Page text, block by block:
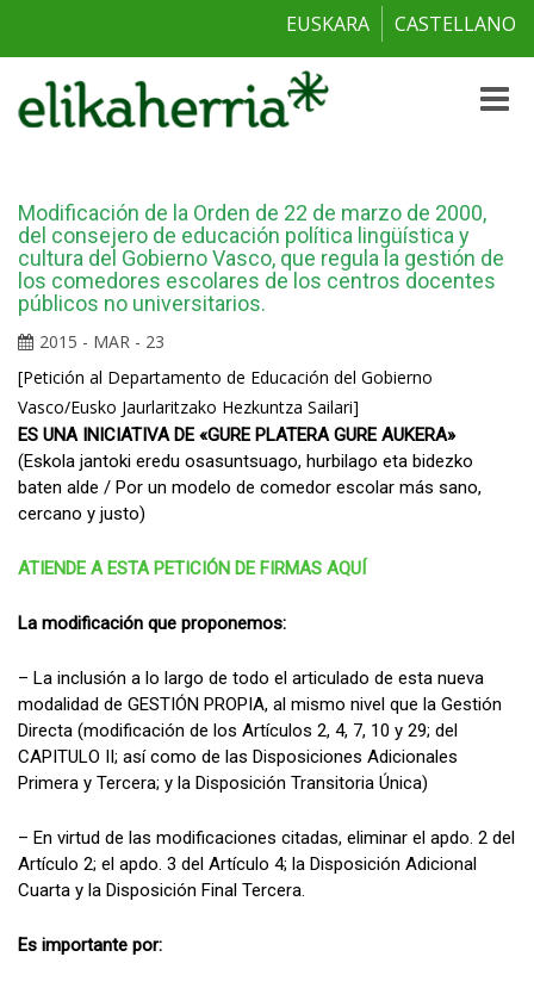
EUSKARA CASTELLANO
Toggle
Modificación de la Orden de 22 de marzo de 2000,
del consejero de educación política lingüística y
cultura del Gobierno Vasco, que regula la gestión de
los comedores escolares de los centros docentes
públicos no universitarios.
2015 - MAR - 23
[Petición al Departamento de Educación del Gobierno
Vasco/Eusko Jaurlaritzako Hezkuntza Sailari]
ES UNA INICIATIVA DE «GURE PLATERA GURE AUKERA»
(Eskola jantoki eredu osasuntsuago, hurbilago eta bidezko
baten alde / Por un modelo de comedor escolar más sano,
cercano y justo)
ATIENDE A ESTA PETICIÓN DE FIRMAS AQUÍ
La modificación que proponemos:
– La inclusión a lo largo de todo el articulado de esta nueva
modalidad de GESTIÓN PROPIA, al mismo nivel que la Gestión
Directa (modificación de los Artículos 2, 4, 7, 10 y 29; del
CAPITULO II; así como de las Disposiciones Adicionales
Primera y Tercera; y la Disposición Transitoria Única)
– En virtud de las modificaciones citadas, eliminar el apdo. 2 del
Artículo 2; el apdo. 3 del Artículo 4; la Disposición Adicional
Cuarta y la Disposición Final Tercera.
Es importante por: